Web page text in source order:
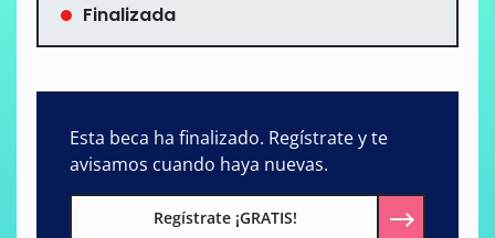
Finalizada
Esta beca ha finalizado. Regístrate y te
avisamos cuando haya nuevas.
Regístrate ¡GRATIS!